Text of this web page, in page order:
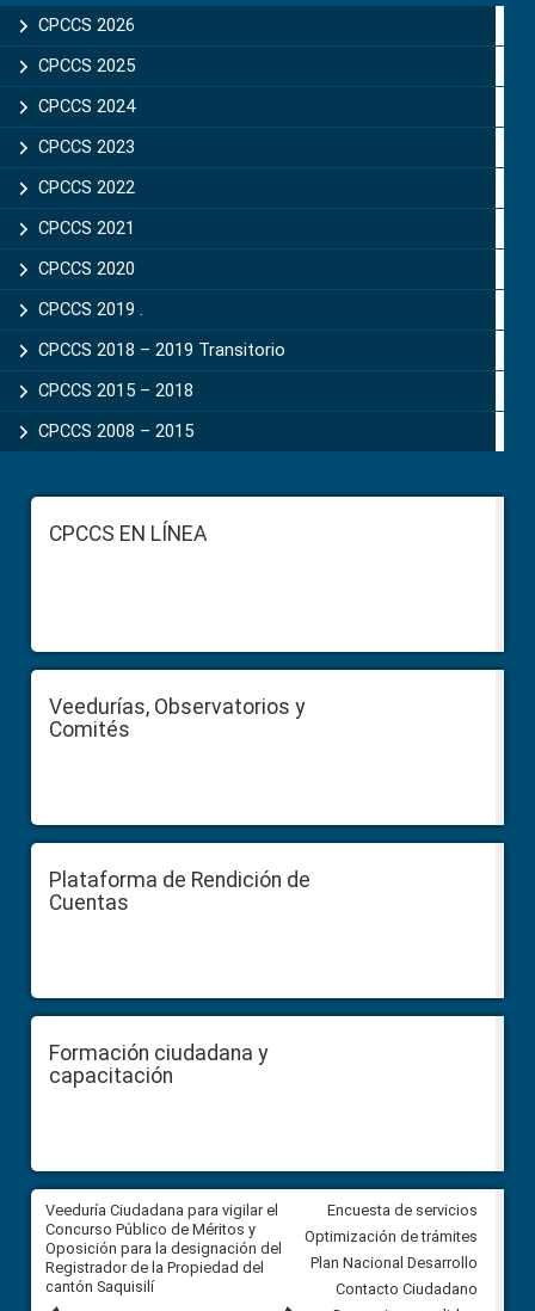
Sidebar
CPCCS 2026
CPCCS 2025
CPCCS 2024
CPCCS 2023
CPCCS 2022
CPCCS 2021
CPCCS 2020
CPCCS 2019 .
CPCCS 2018 – 2019 Transitorio
CPCCS 2015 – 2018
CPCCS 2008 – 2015
FooterCPCCS EN LÍNEA
Veedurías, Observatorios y
Comités
Plataforma de Rendición de
Cuentas
Formación ciudadana y
capacitación
Veeduría Ciudadana para vigilar el
Concurso Público de Méritos y
Oposición para la designación del
Registrador de la Propiedad del
cantón Saquisilí
Veeduría Ciudadana para
construcción del asfaltado de
Ballenita del cantón Santa
Encuesta de servicios
Optimización de trámites
Plan Nacional Desarrollo
Contacto Ciudadano